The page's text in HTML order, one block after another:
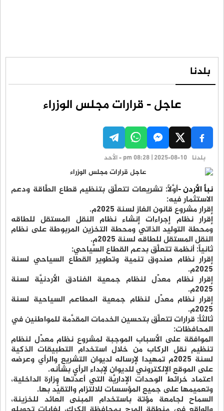
بلدنا
عاجل - قرارات مجلس الوزراء
بلدنا pm 08:28 | 2025-08-10 - الأحد
نبأ الأردن -أوَّلاً: تشريعات تتعلَّق بتنظيم قطاع الطَّاقة ودعم
الاستثمار فيه:
إقرار مشروع قانون الغاز لسنة 2025م.
إقرار نظام إجراءات إنشاء نظام النقل المستقل للطاقه
ومحطة التوليد الذاتي ومحطة التخزين المربوطة على نظام
النقل المستقل للطاقه لسنة 2025م.
ثانياً: أنظمة تتعلَّق بدعم القطاع السِّياحي:
إقرار نظام صندوق تنمية وتطوير القطاع السياحي لسنة
2025م.
إقرار نظام معدِّل لنظام جمعية الفنادق الأردنيَّة لسنة
2025م.
إقرار نظام معدِّل لنظام جمعية المطاعم السياحية لسنة
2025م.
ثالثاً: قرارات تتعلَّق بتحسين الخدمات المقدَّمة للمواطنين في
المحافظات:
الموافقة على الأسباب الموجبة لمشروع نظام معدِّل لنظام
تنظيم نقل الركاب من خلال استخدام التطبيقات الذكية
لسنة 2025م تمهيدا لإرساله لديوان التشريع والرأي وعرضه
على الموقع الإلكتروني للديوان لإبداء الرأي بشأنه.
اعتماد خرائط الوحدات الإداريَّة التي أعدَّتها وزارة الداخلية،
وتعميمها على جميع المؤسسات للالتزام والتقيُّد بها.
السماح لجامعة مؤتة باستخدام المبنى العائد للخزينة،